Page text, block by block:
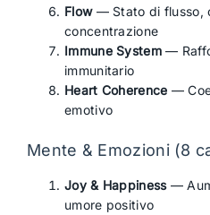
Flow— Stato di flusso,
concentrazione
Immune System—
immunitario
Heart Coherence —
emotivo
Mente & Emozioni (8
Joy & Happiness—
umore positivo